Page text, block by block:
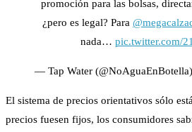
promoción para las bolsas,
¿pero es legal? Para
nada… pic.twitter.com/
— Tap Water (@NoAguaEnBotella)
El sistema de precios orientativos sólo
precios fuesen fijos, los consumidores